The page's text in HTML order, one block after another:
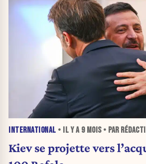
INTERNATIONAL • IL Y A 9 MOIS• PAR
Kiev se projette vers